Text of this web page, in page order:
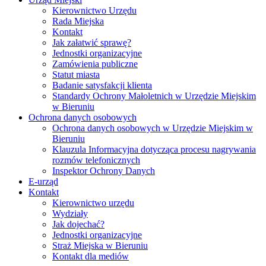
Kierownictwo Urzędu
Rada Miejska
Kontakt
Jak załatwić sprawę?
Jednostki organizacyjne
Zamówienia publiczne
Statut miasta
Badanie satysfakcji klienta
Standardy Ochrony Małoletnich w Urzędzie Miejskim
w Bieruniu
Ochrona danych osobowych
Ochrona danych osobowych w Urzędzie Miejskim w
Bieruniu
Klauzula Informacyjna dotycząca procesu nagrywania
rozmów telefonicznych
Inspektor Ochrony Danych
E-urząd
Kontakt
Kierownictwo urzędu
Wydziały
Jak dojechać?
Jednostki organizacyjne
Straż Miejska w Bieruniu
Kontakt dla mediów